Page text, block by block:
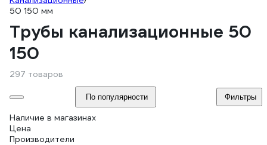
50 150 мм
Трубы канализационные 50
150
297 товаров
По популярности Фильтры
Наличие в магазинах
Цена
Производители